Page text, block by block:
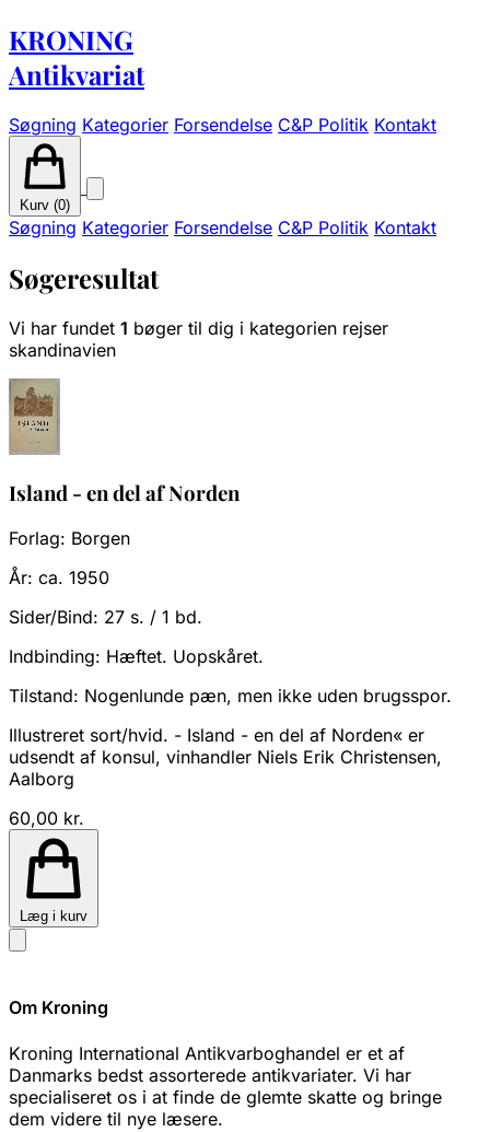
KRONING
Antikvariat
Søgning Kategorier Forsendelse C&P Politik Kontakt
Kurv (0)
Søgning Kategorier Forsendelse C&P Politik Kontakt
Søgeresultat
Vi har fundet 1 bøger til dig i kategorien rejser
skandinavien
Island - en del af Norden
Forlag: Borgen
År: ca. 1950
Sider/Bind: 27 s. / 1 bd.
Indbinding: Hæftet. Uopskåret.
Tilstand: Nogenlunde pæn, men ikke uden brugsspor.
Illustreret sort/hvid. - Island - en del af Norden« er
udsendt af konsul, vinhandler Niels Erik Christensen,
Aalborg
60,00 kr.
Læg i kurv
Om Kroning
Kroning International Antikvarboghandel er et af
Danmarks bedst assorterede antikvariater. Vi har
specialiseret os i at finde de glemte skatte og bringe
dem videre til nye læsere.